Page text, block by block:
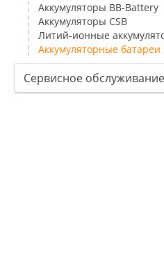
Аккумуляторы BB-Battery
Аккумуляторы CSB
Литий-ионные
Аккумуляторные батареи
Сервисное обслуживание